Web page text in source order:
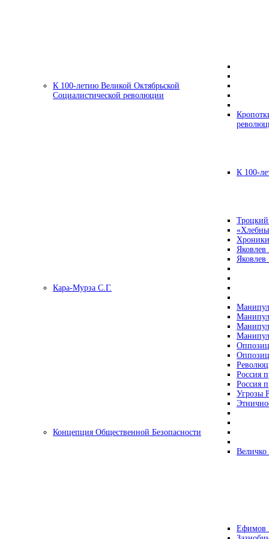
К 100-летию Великой Октябрьской
Социалистической революции
К 100-
Кара-Мурза С.Г.
Россия
Россия
Угрозы
Концепция Общественной Безопасности
Ефимов